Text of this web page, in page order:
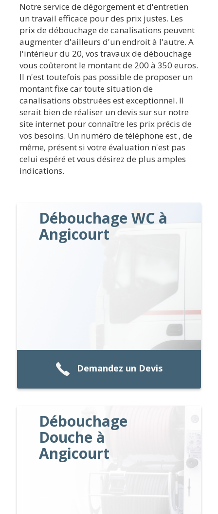
Notre service de dégorgement et d'entretien
un travail efficace pour des prix justes. Les
prix de débouchage de canalisations peuvent
augmenter d'ailleurs d'un endroit à l'autre. A
l'intérieur du 20, vos travaux de débouchage
vous coûteront le montant de 200 à 350 euros.
Il n'est toutefois pas possible de proposer un
montant fixe car toute situation de
canalisations obstruées est exceptionnel. Il
serait bien de réaliser un devis sur sur notre
site internet pour connaître les prix précis de
vos besoins. Un numéro de téléphone est , de
même, présent si votre évaluation n'est pas
celui espéré et vous désirez de plus amples
indications.
Débouchage WC à
Angicourt
Demandez un Devis
Débouchage
Douche à
Angicourt